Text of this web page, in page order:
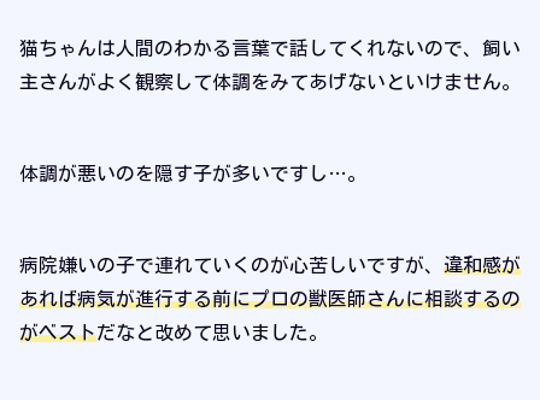
猫ちゃんは人間のわかる言葉で話してくれないので、飼い
主さんがよく観察して体調をみてあげないといけません。
体調が悪いのを隠す子が多いですし…。
病院嫌いの子で連れていくのが心苦しいですが、 違和感が
あれば病気が進行する前にプロの獣医師さんに相談するの
がベストだなと改めて思いました。